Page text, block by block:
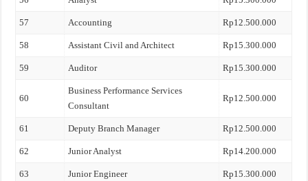
57 Accounting Rp12.500.000
58 Assistant Civil and Architect Rp15.300.000
59 Auditor Rp15.300.000
60
Business Performance Services
Consultant
Rp12.500.000
61 Deputy Branch Manager Rp12.500.000
62 Junior Analyst Rp14.200.000
63 Junior Engineer Rp15.300.000